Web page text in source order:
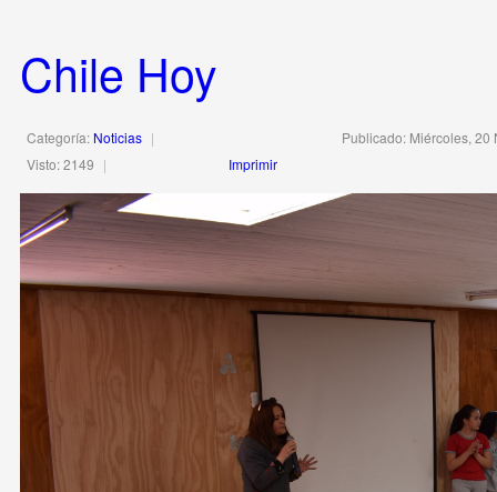
Chile Hoy
Categoría: Noticias
Publicado: Miércoles,
Visto: 2149
Imprimir